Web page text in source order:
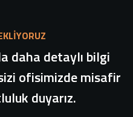
daha detaylı bilgi
ofisimizde misafir
duyarız.